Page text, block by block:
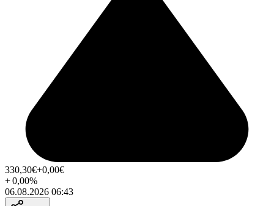
330,30€+0,00€
+0,00%
06.08.2026 06:43